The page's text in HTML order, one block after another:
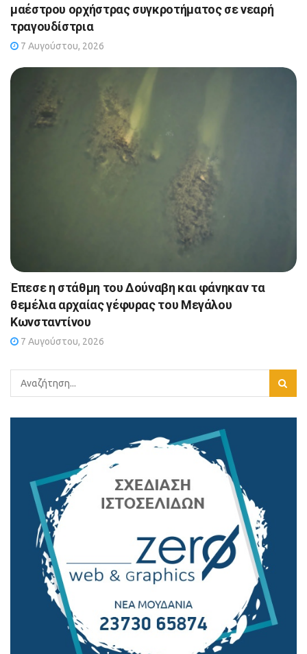
μαέστρου ορχήστρας συγκροτήματος σε νεαρή
τραγουδίστρια
7 Αυγούστου, 2026
Έπεσε η στάθμη του Δούναβη και φάνηκαν τα
θεμέλια αρχαίας γέφυρας του Μεγάλου
Κωνσταντίνου
7 Αυγούστου, 2026